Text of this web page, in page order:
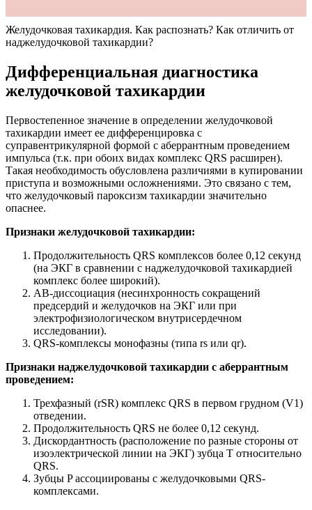
Желудочковая тахикардия. Как распознать? Как отличить от
наджелудочковой тахикардии?
Дифференциальная диагностика
желудочковой тахикардии
Первостепенное значение в определении желудочковой
тахикардии имеет ее дифференцировка с
суправентрикулярной формой с аберрантным проведением
импульса (т.к. при обоих видах комплекс QRS расширен).
Такая необходимость обусловлена различиями в купировании
приступа и возможными осложнениями. Это связано с тем,
что желудочковый пароксизм тахикардии значительно
опаснее.
Признаки желудочковой тахикардии:
Продолжительность QRS комплексов более 0,12 секунд
(на ЭКГ в сравнении с наджелудочковой тахикардией
комплекс более широкий).
АВ-диссоциация (несинхронность сокращений
предсердий и желудочков на ЭКГ или при
электрофизиологическом внутрисердечном
исследовании).
QRS-комплексы монофазны (типа rs или qr).
Признаки наджелудочковой тахикардии с аберрантным
проведением:
Трехфазный (rSR) комплекс QRS в первом грудном (V1)
отведении.
Продолжительность QRS не более 0,12 секунд.
Дискордантность (расположение по разные стороны от
изоэлектрической линии на ЭКГ) зубца T относительно
QRS.
Зубцы P ассоциированы с желудочковыми QRS-
комплексами.